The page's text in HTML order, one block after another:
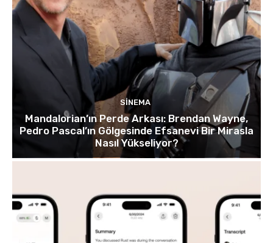
SINEMA
Mandalorian’ın Perde Arkası: Brendan Wayne,
Pedro Pascal’ın Gölgesinde Efsanevi Bir Mirasla
Nasıl Yükseliyor?